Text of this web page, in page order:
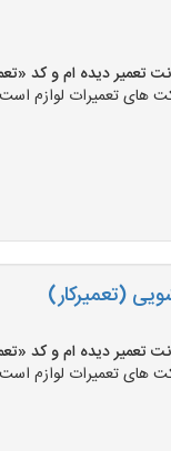
و کد «تعمیرکار-10750» را
تعمیرات لوازم است
(تعمیرکار)
و کد «تعمیرکار-10746» را
تعمیرات لوازم است